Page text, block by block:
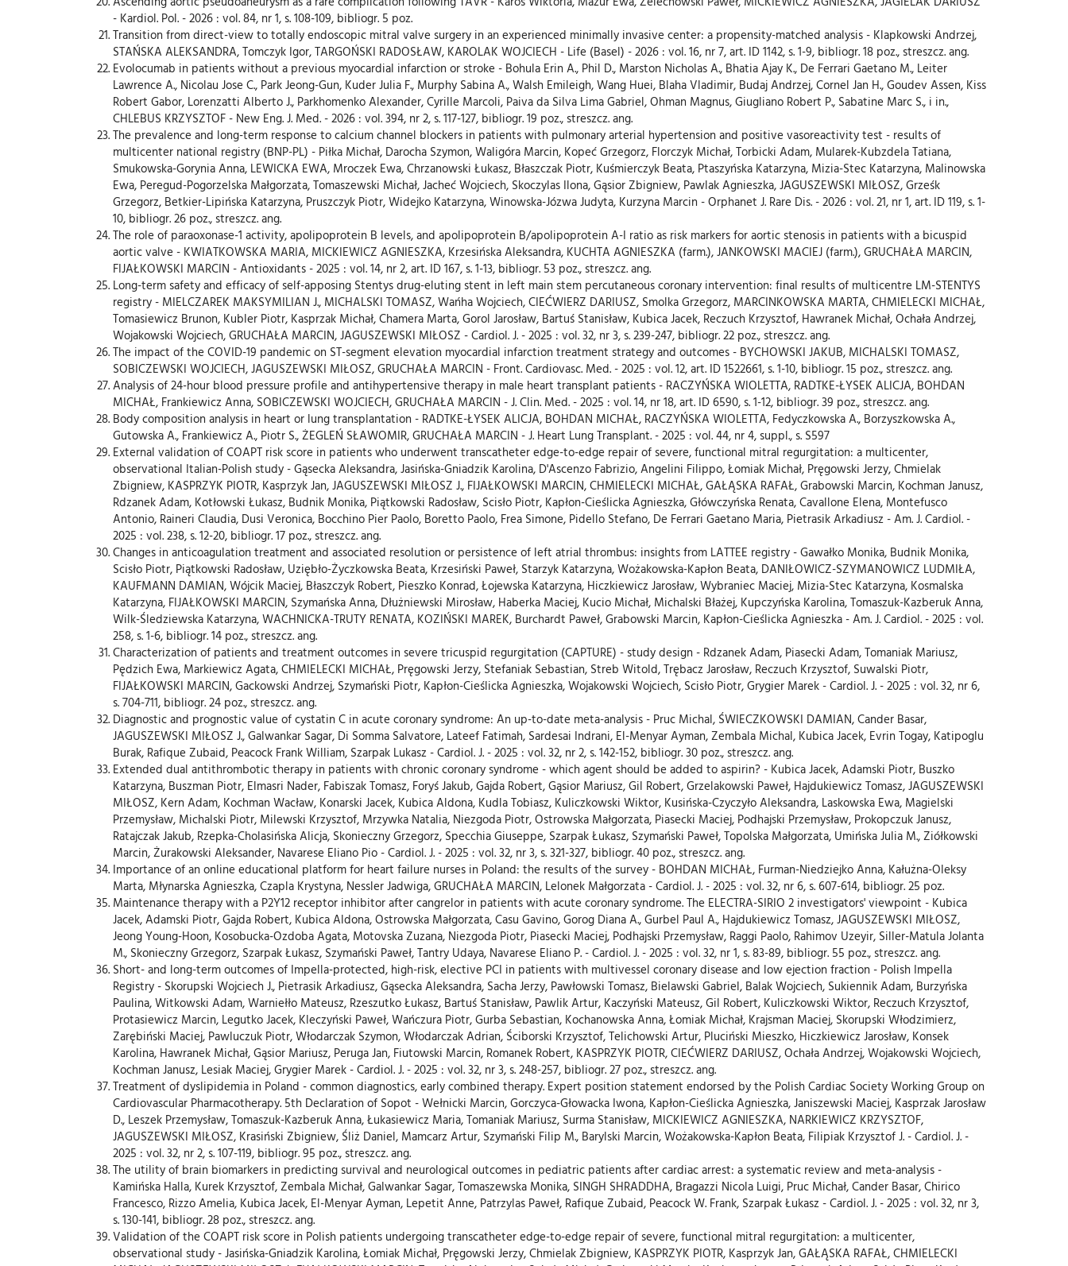
- Kardiol. Pol. - 2026 : vol. 84, nr 1, s. 108-109, bibliogr. 5 poz.
Transition from direct-view to totally endoscopic mitral valve surgery in an experienced minimally invasive center: a propensity-matched analysis - Klapkowski Andrzej,
STAŃSKA ALEKSANDRA, Tomczyk Igor, TARGOŃSKI RADOSŁAW, KAROLAK WOJCIECH - Life (Basel) - 2026 : vol. 16, nr 7, art. ID 1142, s. 1-9, bibliogr. 18 poz., streszcz. ang.
Evolocumab in patients without a previous myocardial infarction or stroke - Bohula Erin A., Phil D., Marston Nicholas A., Bhatia Ajay K., De Ferrari Gaetano M., Leiter
Lawrence A., Nicolau Jose C., Park Jeong-Gun, Kuder Julia F., Murphy Sabina A., Walsh Emileigh, Wang Huei, Blaha Vladimir, Budaj Andrzej, Cornel Jan H., Goudev Assen, Kiss
Robert Gabor, Lorenzatti Alberto J., Parkhomenko Alexander, Cyrille Marcoli, Paiva da Silva Lima Gabriel, Ohman Magnus, Giugliano Robert P., Sabatine Marc S., i in.,
CHLEBUS KRZYSZTOF - New Eng. J. Med. - 2026 : vol. 394, nr 2, s. 117-127, bibliogr. 19 poz., streszcz. ang.
The prevalence and long-term response to calcium channel blockers in patients with pulmonary arterial hypertension and positive vasoreactivity test - results of
multicenter national registry (BNP-PL) - Piłka Michał, Darocha Szymon, Waligóra Marcin, Kopeć Grzegorz, Florczyk Michał, Torbicki Adam, Mularek-Kubzdela Tatiana,
Smukowska-Gorynia Anna, LEWICKA EWA, Mroczek Ewa, Chrzanowski Łukasz, Błaszczak Piotr, Kuśmierczyk Beata, Ptaszyńska Katarzyna, Mizia-Stec Katarzyna, Malinowska
Ewa, Peregud-Pogorzelska Małgorzata, Tomaszewski Michał, Jacheć Wojciech, Skoczylas Ilona, Gąsior Zbigniew, Pawlak Agnieszka, JAGUSZEWSKI MIŁOSZ, Grześk
Grzegorz, Betkier-Lipińska Katarzyna, Pruszczyk Piotr, Widejko Katarzyna, Winowska-Józwa Judyta, Kurzyna Marcin - Orphanet J. Rare Dis. - 2026 : vol. 21, nr 1, art. ID 119, s. 1-
10, bibliogr. 26 poz., streszcz. ang.
The role of paraoxonase-1 activity, apolipoprotein B levels, and apolipoprotein B/apolipoprotein A-I ratio as risk markers for aortic stenosis in patients with a bicuspid
aortic valve - KWIATKOWSKA MARIA, MICKIEWICZ AGNIESZKA, Krzesińska Aleksandra, KUCHTA AGNIESZKA (farm.), JANKOWSKI MACIEJ (farm.), GRUCHAŁA MARCIN,
FIJAŁKOWSKI MARCIN - Antioxidants - 2025 : vol. 14, nr 2, art. ID 167, s. 1-13, bibliogr. 53 poz., streszcz. ang.
Long-term safety and efficacy of self-apposing Stentys drug-eluting stent in left main stem percutaneous coronary intervention: final results of multicentre LM-STENTYS
registry - MIELCZAREK MAKSYMILIAN J., MICHALSKI TOMASZ, Wańha Wojciech, CIEĆWIERZ DARIUSZ, Smolka Grzegorz, MARCINKOWSKA MARTA, CHMIELECKI MICHAŁ,
Tomasiewicz Brunon, Kubler Piotr, Kasprzak Michał, Chamera Marta, Gorol Jarosław, Bartuś Stanisław, Kubica Jacek, Reczuch Krzysztof, Hawranek Michał, Ochała Andrzej,
Wojakowski Wojciech, GRUCHAŁA MARCIN, JAGUSZEWSKI MIŁOSZ - Cardiol. J. - 2025 : vol. 32, nr 3, s. 239-247, bibliogr. 22 poz., streszcz. ang.
The impact of the COVID-19 pandemic on ST-segment elevation myocardial infarction treatment strategy and outcomes - BYCHOWSKI JAKUB, MICHALSKI TOMASZ,
SOBICZEWSKI WOJCIECH, JAGUSZEWSKI MIŁOSZ, GRUCHAŁA MARCIN - Front. Cardiovasc. Med. - 2025 : vol. 12, art. ID 1522661, s. 1-10, bibliogr. 15 poz., streszcz. ang.
Analysis of 24-hour blood pressure profile and antihypertensive therapy in male heart transplant patients - RACZYŃSKA WIOLETTA, RADTKE-ŁYSEK ALICJA, BOHDAN
MICHAŁ, Frankiewicz Anna, SOBICZEWSKI WOJCIECH, GRUCHAŁA MARCIN - J. Clin. Med. - 2025 : vol. 14, nr 18, art. ID 6590, s. 1-12, bibliogr. 39 poz., streszcz. ang.
Body composition analysis in heart or lung transplantation - RADTKE-ŁYSEK ALICJA, BOHDAN MICHAŁ, RACZYŃSKA WIOLETTA, Fedyczkowska A., Borzyszkowska A.,
Gutowska A., Frankiewicz A., Piotr S., ŻEGLEŃ SŁAWOMIR, GRUCHAŁA MARCIN - J. Heart Lung Transplant. - 2025 : vol. 44, nr 4, suppl., s. S597
External validation of COAPT risk score in patients who underwent transcatheter edge-to-edge repair of severe, functional mitral regurgitation: a multicenter,
observational Italian-Polish study - Gąsecka Aleksandra, Jasińska-Gniadzik Karolina, D'Ascenzo Fabrizio, Angelini Filippo, Łomiak Michał, Pręgowski Jerzy, Chmielak
Zbigniew, KASPRZYK PIOTR, Kasprzyk Jan, JAGUSZEWSKI MIŁOSZ J., FIJAŁKOWSKI MARCIN, CHMIELECKI MICHAŁ, GAŁĄSKA RAFAŁ, Grabowski Marcin, Kochman Janusz,
Rdzanek Adam, Kotłowski Łukasz, Budnik Monika, Piątkowski Radosław, Scisło Piotr, Kapłon-Cieślicka Agnieszka, Główczyńska Renata, Cavallone Elena, Montefusco
Antonio, Raineri Claudia, Dusi Veronica, Bocchino Pier Paolo, Boretto Paolo, Frea Simone, Pidello Stefano, De Ferrari Gaetano Maria, Pietrasik Arkadiusz - Am. J. Cardiol. -
2025 : vol. 238, s. 12-20, bibliogr. 17 poz., streszcz. ang.
Changes in anticoagulation treatment and associated resolution or persistence of left atrial thrombus: insights from LATTEE registry - Gawałko Monika, Budnik Monika,
Scisło Piotr, Piątkowski Radosław, Uziębło-Życzkowska Beata, Krzesiński Paweł, Starzyk Katarzyna, Wożakowska-Kapłon Beata, DANIŁOWICZ-SZYMANOWICZ LUDMIŁA,
KAUFMANN DAMIAN, Wójcik Maciej, Błaszczyk Robert, Pieszko Konrad, Łojewska Katarzyna, Hiczkiewicz Jarosław, Wybraniec Maciej, Mizia-Stec Katarzyna, Kosmalska
Katarzyna, FIJAŁKOWSKI MARCIN, Szymańska Anna, Dłużniewski Mirosław, Haberka Maciej, Kucio Michał, Michalski Błażej, Kupczyńska Karolina, Tomaszuk-Kazberuk Anna,
Wilk-Śledziewska Katarzyna, WACHNICKA-TRUTY RENATA, KOZIŃSKI MAREK, Burchardt Paweł, Grabowski Marcin, Kapłon-Cieślicka Agnieszka - Am. J. Cardiol. - 2025 : vol.
258, s. 1-6, bibliogr. 14 poz., streszcz. ang.
Characterization of patients and treatment outcomes in severe tricuspid regurgitation (CAPTURE) - study design - Rdzanek Adam, Piasecki Adam, Tomaniak Mariusz,
Pędzich Ewa, Markiewicz Agata, CHMIELECKI MICHAŁ, Pręgowski Jerzy, Stefaniak Sebastian, Streb Witold, Trębacz Jarosław, Reczuch Krzysztof, Suwalski Piotr,
FIJAŁKOWSKI MARCIN, Gackowski Andrzej, Szymański Piotr, Kapłon-Cieślicka Agnieszka, Wojakowski Wojciech, Scisło Piotr, Grygier Marek - Cardiol. J. - 2025 : vol. 32, nr 6,
s. 704-711, bibliogr. 24 poz., streszcz. ang.
Diagnostic and prognostic value of cystatin C in acute coronary syndrome: An up-to-date meta-analysis - Pruc Michal, ŚWIECZKOWSKI DAMIAN, Cander Basar,
JAGUSZEWSKI MIŁOSZ J., Galwankar Sagar, Di Somma Salvatore, Lateef Fatimah, Sardesai Indrani, El-Menyar Ayman, Zembala Michal, Kubica Jacek, Evrin Togay, Katipoglu
Burak, Rafique Zubaid, Peacock Frank William, Szarpak Lukasz - Cardiol. J. - 2025 : vol. 32, nr 2, s. 142-152, bibliogr. 30 poz., streszcz. ang.
Extended dual antithrombotic therapy in patients with chronic coronary syndrome - which agent should be added to aspirin? - Kubica Jacek, Adamski Piotr, Buszko
Katarzyna, Buszman Piotr, Elmasri Nader, Fabiszak Tomasz, Foryś Jakub, Gajda Robert, Gąsior Mariusz, Gil Robert, Grzelakowski Paweł, Hajdukiewicz Tomasz, JAGUSZEWSKI
MIŁOSZ, Kern Adam, Kochman Wacław, Konarski Jacek, Kubica Aldona, Kudla Tobiasz, Kuliczkowski Wiktor, Kusińska-Czyczyło Aleksandra, Laskowska Ewa, Magielski
Przemysław, Michalski Piotr, Milewski Krzysztof, Mrzywka Natalia, Niezgoda Piotr, Ostrowska Małgorzata, Piasecki Maciej, Podhajski Przemysław, Prokopczuk Janusz,
Ratajczak Jakub, Rzepka-Cholasińska Alicja, Skonieczny Grzegorz, Specchia Giuseppe, Szarpak Łukasz, Szymański Paweł, Topolska Małgorzata, Umińska Julia M., Ziółkowski
Marcin, Żurakowski Aleksander, Navarese Eliano Pio - Cardiol. J. - 2025 : vol. 32, nr 3, s. 321-327, bibliogr. 40 poz., streszcz. ang.
Importance of an online educational platform for heart failure nurses in Poland: the results of the survey - BOHDAN MICHAŁ, Furman-Niedziejko Anna, Kałużna-Oleksy
Marta, Młynarska Agnieszka, Czapla Krystyna, Nessler Jadwiga, GRUCHAŁA MARCIN, Lelonek Małgorzata - Cardiol. J. - 2025 : vol. 32, nr 6, s. 607-614, bibliogr. 25 poz.
Maintenance therapy with a P2Y12 receptor inhibitor after cangrelor in patients with acute coronary syndrome. The ELECTRA-SIRIO 2 investigators' viewpoint - Kubica
Jacek, Adamski Piotr, Gajda Robert, Kubica Aldona, Ostrowska Małgorzata, Casu Gavino, Gorog Diana A., Gurbel Paul A., Hajdukiewicz Tomasz, JAGUSZEWSKI MIŁOSZ,
Jeong Young-Hoon, Kosobucka-Ozdoba Agata, Motovska Zuzana, Niezgoda Piotr, Piasecki Maciej, Podhajski Przemysław, Raggi Paolo, Rahimov Uzeyir, Siller-Matula Jolanta
M., Skonieczny Grzegorz, Szarpak Łukasz, Szymański Paweł, Tantry Udaya, Navarese Eliano P. - Cardiol. J. - 2025 : vol. 32, nr 1, s. 83-89, bibliogr. 55 poz., streszcz. ang.
Short- and long-term outcomes of Impella-protected, high-risk, elective PCI in patients with multivessel coronary disease and low ejection fraction - Polish Impella
Registry - Skorupski Wojciech J., Pietrasik Arkadiusz, Gąsecka Aleksandra, Sacha Jerzy, Pawłowski Tomasz, Bielawski Gabriel, Balak Wojciech, Sukiennik Adam, Burzyńska
Paulina, Witkowski Adam, Warniełło Mateusz, Rzeszutko Łukasz, Bartuś Stanisław, Pawlik Artur, Kaczyński Mateusz, Gil Robert, Kuliczkowski Wiktor, Reczuch Krzysztof,
Protasiewicz Marcin, Legutko Jacek, Kleczyński Paweł, Wańczura Piotr, Gurba Sebastian, Kochanowska Anna, Łomiak Michał, Krajsman Maciej, Skorupski Włodzimierz,
Zarębiński Maciej, Pawluczuk Piotr, Włodarczak Szymon, Włodarczak Adrian, Ściborski Krzysztof, Telichowski Artur, Pluciński Mieszko, Hiczkiewicz Jarosław, Konsek
Karolina, Hawranek Michał, Gąsior Mariusz, Peruga Jan, Fiutowski Marcin, Romanek Robert, KASPRZYK PIOTR, CIEĆWIERZ DARIUSZ, Ochała Andrzej, Wojakowski Wojciech,
Kochman Janusz, Lesiak Maciej, Grygier Marek - Cardiol. J. - 2025 : vol. 32, nr 3, s. 248-257, bibliogr. 27 poz., streszcz. ang.
Treatment of dyslipidemia in Poland - common diagnostics, early combined therapy. Expert position statement endorsed by the Polish Cardiac Society Working Group on
Cardiovascular Pharmacotherapy. 5th Declaration of Sopot - Wełnicki Marcin, Gorczyca-Głowacka Iwona, Kapłon-Cieślicka Agnieszka, Janiszewski Maciej, Kasprzak Jarosław
D., Leszek Przemysław, Tomaszuk-Kazberuk Anna, Łukasiewicz Maria, Tomaniak Mariusz, Surma Stanisław, MICKIEWICZ AGNIESZKA, NARKIEWICZ KRZYSZTOF,
JAGUSZEWSKI MIŁOSZ, Krasiński Zbigniew, Śliż Daniel, Mamcarz Artur, Szymański Filip M., Barylski Marcin, Wożakowska-Kapłon Beata, Filipiak Krzysztof J. - Cardiol. J. -
2025 : vol. 32, nr 2, s. 107-119, bibliogr. 95 poz., streszcz. ang.
The utility of brain biomarkers in predicting survival and neurological outcomes in pediatric patients after cardiac arrest: a systematic review and meta-analysis -
Kamińska Halla, Kurek Krzysztof, Zembala Michał, Galwankar Sagar, Tomaszewska Monika, SINGH SHRADDHA, Bragazzi Nicola Luigi, Pruc Michał, Cander Basar, Chirico
Francesco, Rizzo Amelia, Kubica Jacek, El-Menyar Ayman, Lepetit Anne, Patrzylas Paweł, Rafique Zubaid, Peacock W. Frank, Szarpak Łukasz - Cardiol. J. - 2025 : vol. 32, nr 3,
s. 130-141, bibliogr. 28 poz., streszcz. ang.
Validation of the COAPT risk score in Polish patients undergoing transcatheter edge-to-edge repair of severe, functional mitral regurgitation: a multicenter,
observational study - Jasińska-Gniadzik Karolina, Łomiak Michał, Pręgowski Jerzy, Chmielak Zbigniew, KASPRZYK PIOTR, Kasprzyk Jan, GAŁĄSKA RAFAŁ, CHMIELECKI